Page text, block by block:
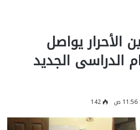
الأحرار يواصل
الدراسى الجديد
142